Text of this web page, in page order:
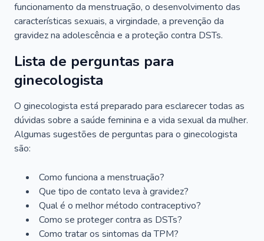
funcionamento da menstruação, o desenvolvimento das
características sexuais, a virgindade, a prevenção da
gravidez na adolescência e a proteção contra DSTs.
Lista de perguntas para
ginecologista
O ginecologista está preparado para esclarecer todas as
dúvidas sobre a saúde feminina e a vida sexual da mulher.
Algumas sugestões de perguntas para o ginecologista
são:
Como funciona a menstruação?
Que tipo de contato leva à gravidez?
Qual é o melhor método contraceptivo?
Como se proteger contra as DSTs?
Como tratar os sintomas da TPM?